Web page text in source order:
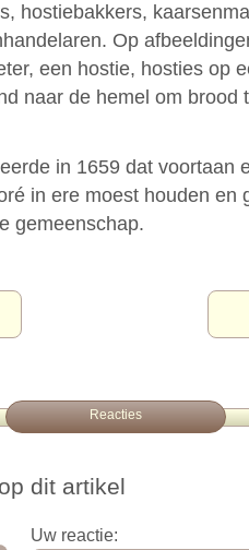
hostiebakkers,
Op
een hostie, hosties op
naar de hemel om brood
in 1659 dat voortaan
in ere moest houden en
gemeenschap.
Reacties
dit artikel
Uw reactie: